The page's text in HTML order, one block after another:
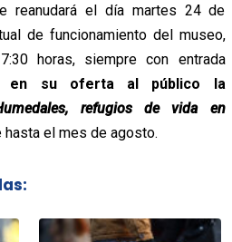
reanudará el día martes 24 de
de funcionamiento del museo,
horas, siempre con entrada
en su oferta al público la
refugios de vida en
el mes de agosto.